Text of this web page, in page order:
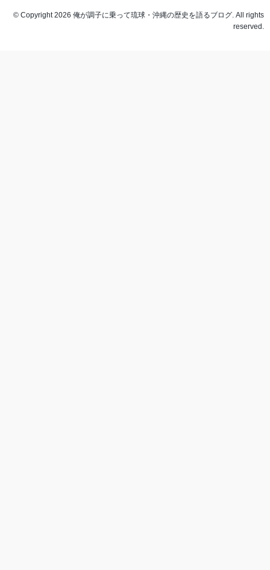
© Copyright 2026 俺が調子に乗って琉球・沖縄の歴史を語るブログ. All rights
reserved.